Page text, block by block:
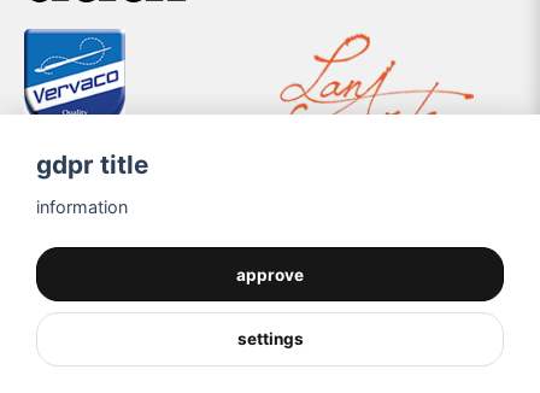
gdpr title
information
approve
settings